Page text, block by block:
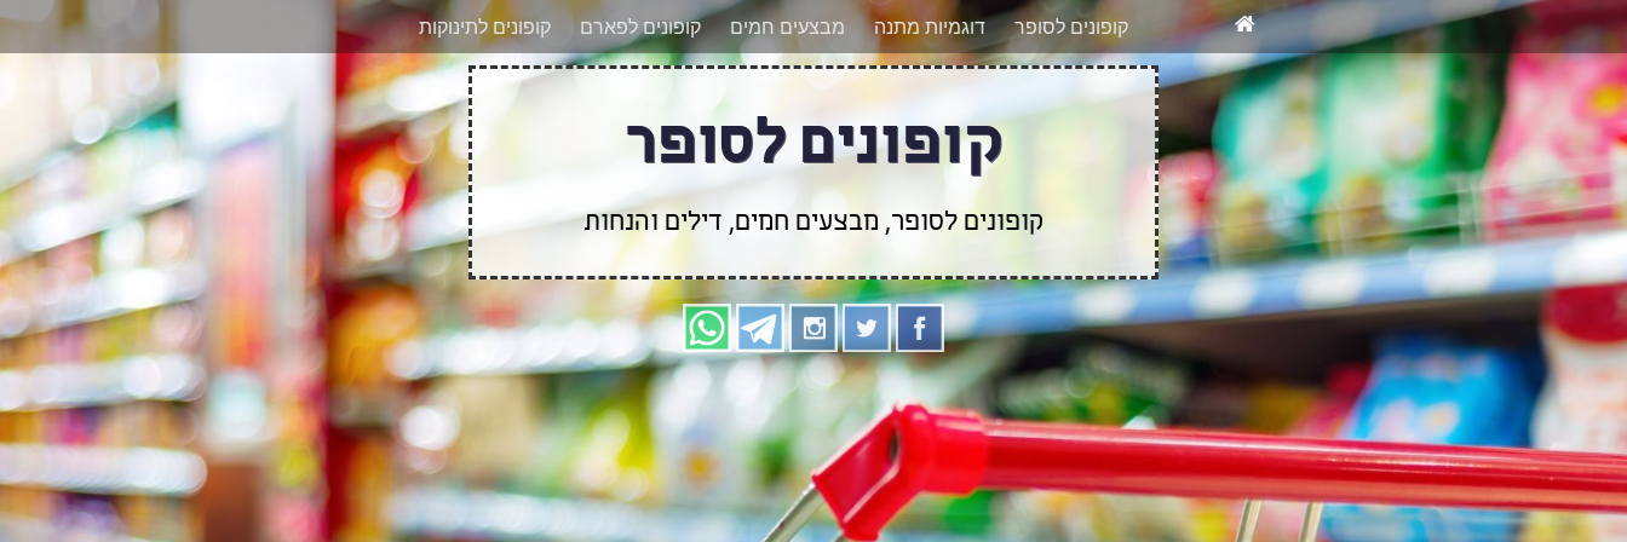
רוצים להישאר מעודכנים לגבי קופונים חדשים? הצטרפו אלינו גם בוואטסאפ קופונים לסופר דוגמיות מתנה מבצעים חמים קופונים לפארם קופונים לתינוקות
קופונים לסופר
קופונים לסופר, מבצעים חמים, דילים והנחות